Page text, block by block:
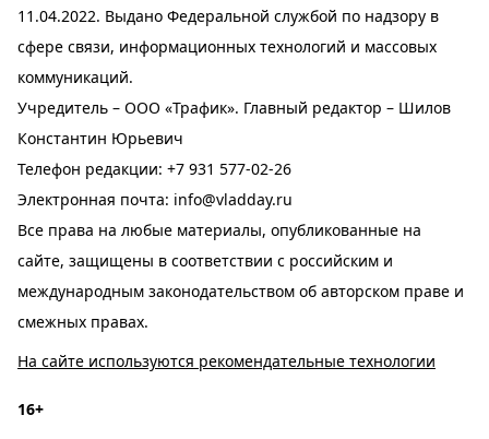
11.04.2022. Выдано Федеральной службой по надзору в
сфере связи, информационных технологий и массовых
коммуникаций.
Учредитель – ООО «Трафик». Главный редактор – Шилов
Константин Юрьевич
Телефон редакции: +7 931 577-02-26
Электронная почта: info@vladday.ru
Все права на любые материалы, опубликованные на
сайте, защищены в соответствии с российским и
международным законодательством об авторском праве и
смежных правах.
На сайте используются рекомендательные технологии
16+